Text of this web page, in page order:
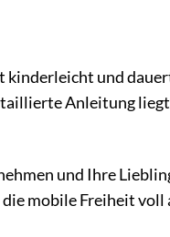
kinderleicht und
Anleitung liegt
und Ihre
mobile Freiheit voll